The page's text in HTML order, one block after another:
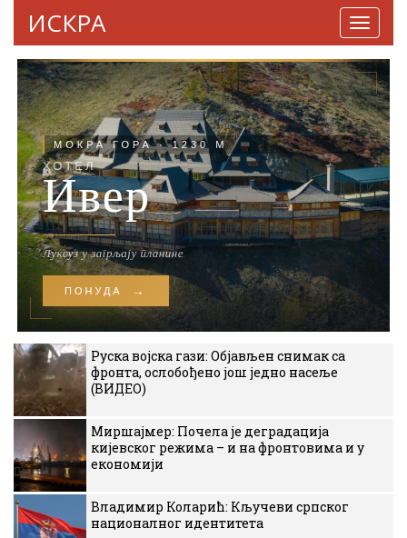
ИСКРА
Руска војска гази: Објављен снимак са
фронта, ослобођено још једно насеље
(ВИДЕО)
Миршајмер: Почела је деградација
кијевског режима – и на фронтовима и у
економији
Владимир Коларић: Кључеви српског
националног идентитета